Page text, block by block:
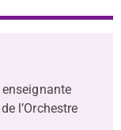
enseignante
l’Orchestre